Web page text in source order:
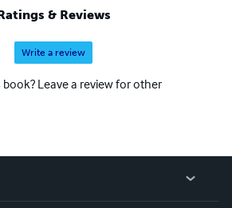
& Reviews
Write a review
Leave a review for other